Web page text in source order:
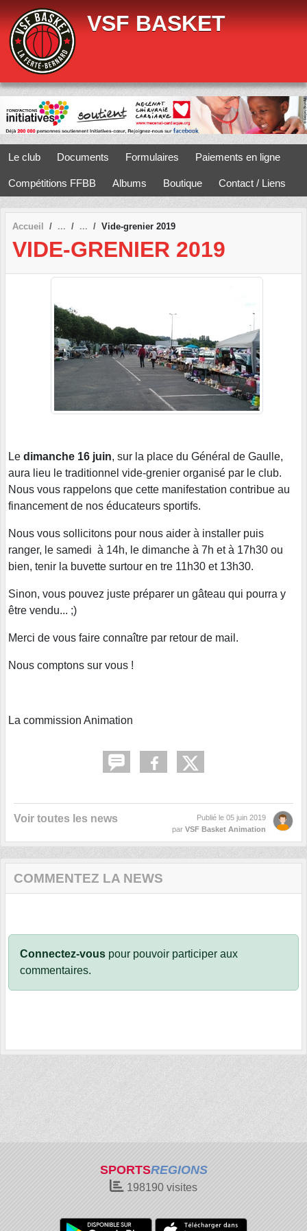
VSF BASKET
Le club Documents Formulaires Paiements en ligne
Compétitions FFBB Albums Boutique Contact / Liens
Accueil Vide-grenier 2019
VIDE-GRENIER 2019
Le dimanche 16 juin, sur la place du Général de Gaulle,
aura lieu le traditionnel vide-grenier organisé par le club.
Nous vous rappelons que cette manifestation contribue au
financement de nos éducateurs sportifs.
Nous vous sollicitons pour nous aider à installer puis
ranger, le samedi à 14h, le dimanche à 7h et à 17h30 ou
bien, tenir la buvette surtour en tre 11h30 et 13h30.
Sinon, vous pouvez juste préparer un gâteau qui pourra y
être vendu... ;)
Merci de vous faire connaître par retour de mail.
Nous comptons sur vous !
La commission Animation
Voir toutes les news Publié le 05 juin 2019
par VSF Basket Animation
COMMENTEZ LA NEWS
Connectez-vous pour pouvoir participer aux
commentaires.
SPORTSREGIONS
198190 visites
Panneau de gestion des cookies